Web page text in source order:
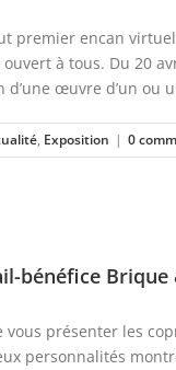
premier encan
à tous. Du 20
d’une œuvre d’un ou
, Exposition | 0
bénéfice Brique
vous présenter les
personnalités